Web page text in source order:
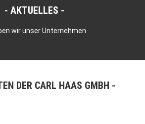
AKTUELLES
wir unser Unternehmen
DER CARL HAAS GMBH